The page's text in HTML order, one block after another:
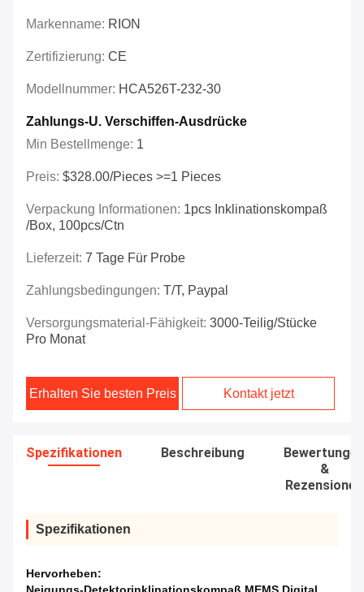
Markenname: RION
Zertifizierung: CE
Modellnummer: HCA526T-232-30
Zahlungs-U. Verschiffen-Ausdrücke
Min Bestellmenge: 1
Preis: $328.00/Pieces >=1 Pieces
Verpackung Informationen: 1pcs Inklinationskompaß
/box, 100pcs/ctn
Lieferzeit: 7 Tage Für Probe
Zahlungsbedingungen: T/T, Paypal
Versorgungsmaterial-Fähigkeit: 3000-Teilig/Stücke
Pro Monat
Erhalten Sie besten Preis Kontakt jetzt
Spezifikationen Beschreibung
Bewertungen
&
Rezensionen
Spezifikationen
Hervorheben: